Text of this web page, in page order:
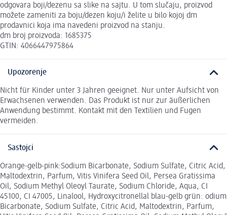
odgovara boji/dezenu sa slike na sajtu. U tom slučaju, proizvod
možete zameniti za boju/dezen koju/i želite u bilo kojoj dm
prodavnici koja ima navedeni proizvod na stanju.
dm broj proizvoda: 1685375
GTIN: 4066447975864
Upozorenje
Nicht für Kinder unter 3 Jahren geeignet. Nur unter Aufsicht von
Erwachsenen verwenden. Das Produkt ist nur zur äußerlichen
Anwendung bestimmt. Kontakt mit den Textilien und Fugen
vermeiden.
Sastojci
Orange-gelb-pink:Sodium Bicarbonate, Sodium Sulfate, Citric Acid,
Maltodextrin, Parfum, Vitis Vinifera Seed Oil, Persea Gratissima
Oil, Sodium Methyl Oleoyl Taurate, Sodium Chloride, Aqua, CI
45100, CI 47005, Linalool, Hydroxycitronellal blau-gelb grün: odium
Bicarbonate, Sodium Sulfate, Citric Acid, Maltodextrin, Parfum,